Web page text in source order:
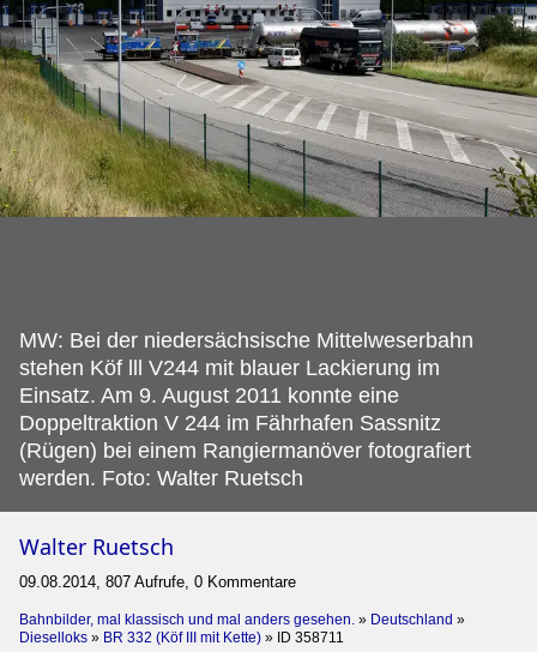
MW: Bei der niedersächsische Mittelweserbahn
stehen Köf lll V244 mit blauer Lackierung im
Einsatz. Am 9. August 2011 konnte eine
Doppeltraktion V 244 im Fährhafen Sassnitz
(Rügen) bei einem Rangiermanöver fotografiert
werden. Foto: Walter Ruetsch
Walter Ruetsch
09.08.2014, 807 Aufrufe, 0 Kommentare
Bahnbilder, mal klassisch und mal anders gesehen. » Deutschland »
Dieselloks » BR 332 (Köf III mit Kette) » ID 358711